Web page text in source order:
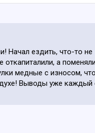
Начал ездить, что-то не
откапиталили, а поменяли
медные с износом,
духе! Выводы уже каждый